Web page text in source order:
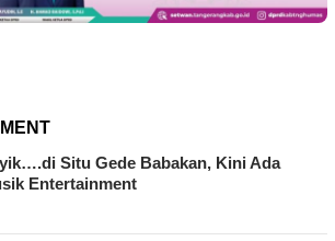
Situ Gede Babakan, Kini Ada
Entertainment